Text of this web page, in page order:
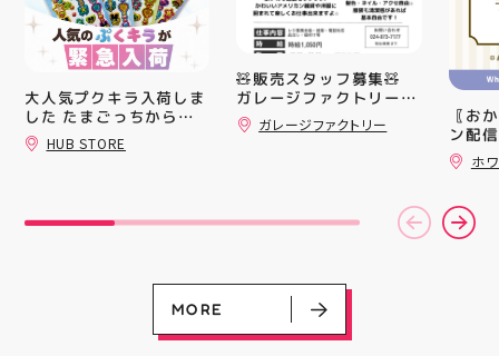
大人気プクキラ入荷しま
した たまごっちからサ
ンリオまで 全13種類の
豊富なラインナップが勢
インばかり 集めたくな
定での入荷となりますの
で 気になっていた方、
売り切れる前にぜひお早
HUB STORE
🧸販売スタッフ募集🧸
ガレージファクトリーア
ティ郡山では 販売スタ
ッフを募集しております
大歓迎️‍️‍️‍ Wワークされてる
方も可能ですよ！ 求人
でのご応募は不可となり
ます️ 私達と一緒に楽し
くお仕事しましょう️ お
電話、ご応募お待ちして
ガレージファクトリー
対策
た、
ート(
買い
ツポ
録)画
だく
加す
ズな
ぜひ
熱い
〖お
ン配
ッパ
￥
ーポ
ース
ホ
MORE